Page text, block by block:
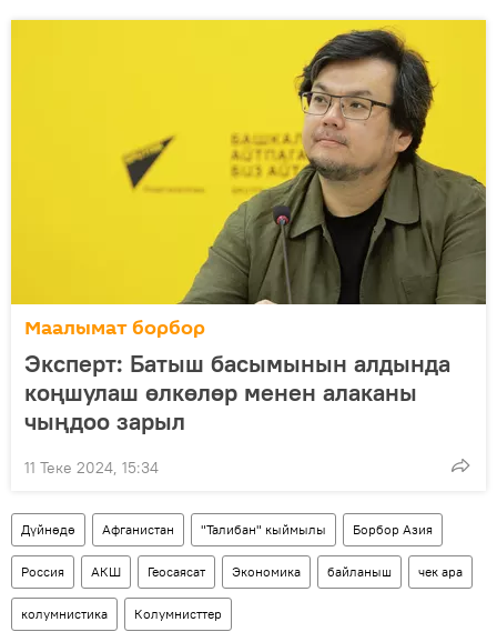
Маалымат борбор
Эксперт: Батыш басымынын алдында
коңшулаш өлкөлөр менен алаканы
чыңдоо зарыл
11 Теке 2024, 15:34
Дүйнөдө Афганистан "Талибан" кыймылы Борбор Азия
Россия АКШ Геосаясат Экономика байланыш чек ара
колумнистика Колумнисттер